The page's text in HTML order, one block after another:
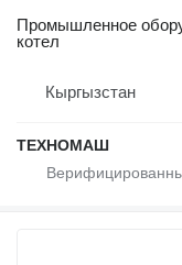
Промышленное
котел
Кыргызстан
ТЕХНОМАШ